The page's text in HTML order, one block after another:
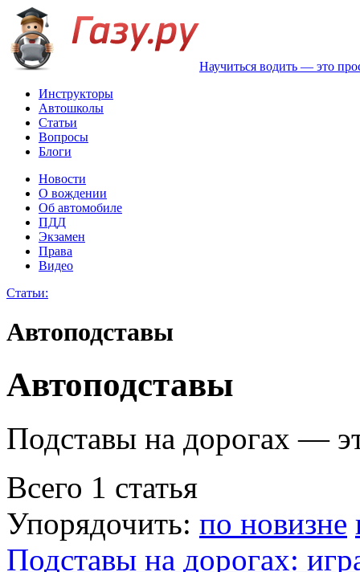
Научиться водить — это
Инструкторы
Автошколы
Статьи
Вопросы
Блоги
Новости
О вождении
Об автомобиле
ПДД
Экзамен
Права
Видео
Статьи:
Автоподставы
Автоподставы
Подставы на дорогах —
Всего 1 статья
Упорядочить: по новизне
Подставы на дорогах: